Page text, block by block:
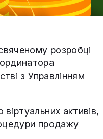
розробці
з Управлінням
активів,
продажу